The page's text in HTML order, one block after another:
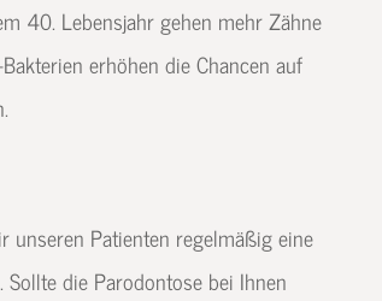
40. Lebensjahr gehen mehr Zähne
erhöhen die Chancen auf
unseren Patienten regelmäßig eine
die Parodontose bei Ihnen